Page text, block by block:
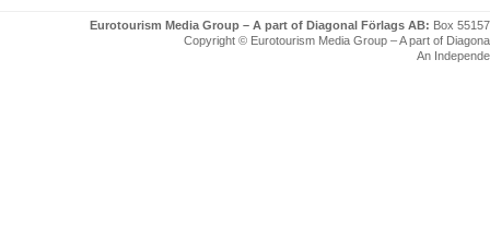
Eurotourism Media Group – A part of Diagonal Förlags AB: Box
Copyright © Eurotourism Media Group – A part of
An